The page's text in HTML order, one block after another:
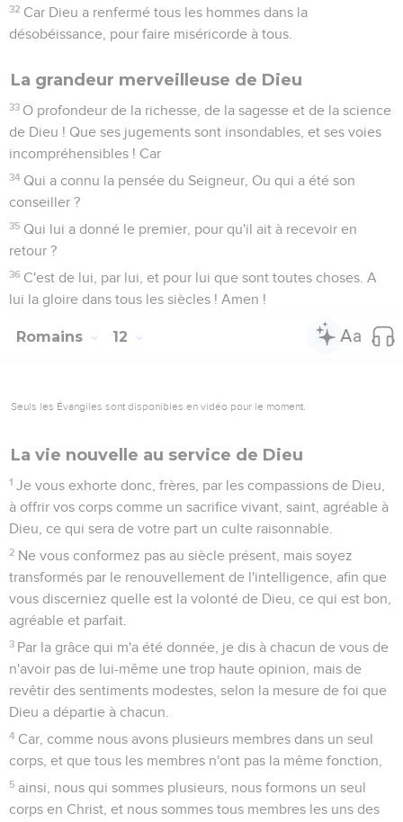
32 Car Dieu a renfermé tous les hommes dans la
désobéissance, pour faire miséricorde à tous.
La grandeur merveilleuse de Dieu
33 O profondeur de la richesse, de la sagesse et de la science
de Dieu ! Que ses jugements sont insondables, et ses voies
incompréhensibles ! Car
34 Qui a connu la pensée du Seigneur, Ou qui a été son
conseiller ?
35 Qui lui a donné le premier, pour qu'il ait à recevoir en
retour ?
36 C'est de lui, par lui, et pour lui que sont toutes choses. A
lui la gloire dans tous les siècles ! Amen !
Romains 12
Seuls les Évangiles sont disponibles en vidéo pour le moment.
La vie nouvelle au service de Dieu
1 Je vous exhorte donc, frères, par les compassions de Dieu,
à offrir vos corps comme un sacrifice vivant, saint, agréable à
Dieu, ce qui sera de votre part un culte raisonnable.
2 Ne vous conformez pas au siècle présent, mais soyez
transformés par le renouvellement de l'intelligence, afin que
vous discerniez quelle est la volonté de Dieu, ce qui est bon,
agréable et parfait.
3 Par la grâce qui m'a été donnée, je dis à chacun de vous de
n'avoir pas de lui-même une trop haute opinion, mais de
revêtir des sentiments modestes, selon la mesure de foi que
Dieu a départie à chacun.
4 Car, comme nous avons plusieurs membres dans un seul
corps, et que tous les membres n'ont pas la même fonction,
5 ainsi, nous qui sommes plusieurs, nous formons un seul
corps en Christ, et nous sommes tous membres les uns des